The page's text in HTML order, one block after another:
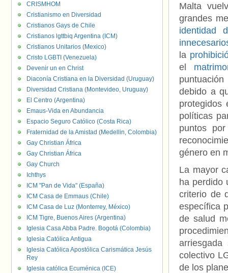
Malta
grandes
identidad
la
el
debido a
protegidos
políticas
puntos
género en
La mayor
ha perdido
criterio de
específica
de salud
colectivo
de los
CRISMHOM
Cristianismo en Diversidad
Cristianos Gays de Chile
Cristianos lgttbiq Argentina (ICM)
Cristianos Unitarios (Mexico)
Cristo LGBTI (Venezuela)
Devenir un en Christ
Diaconía Cristiana en la Diversidad (Uruguay)
Diversidad Cristiana (Montevideo, Uruguay)
El Centro (Argentina)
Emaus-Vida en Abundancia
Espacio Seguro Católico (Costa Rica)
Fraternidad de la Amistad (Medellin, Colombia)
Gay Christian África
Gay Christian África
Gay Church
Ichthys
ICM "Pan de Vida" (España)
ICM Casa de Emmaus (Chile)
ICM Casa de Luz (Monterrey, México)
ICM Tigre, Buenos Aires (Argentina)
Iglesia Casa Abba Padre. Bogotá (Colombia)
Iglesia Católica Antigua
Iglesia Católica Apostólica Carismática Jesús
Rey
Iglesia católica Ecuménica (ICE)